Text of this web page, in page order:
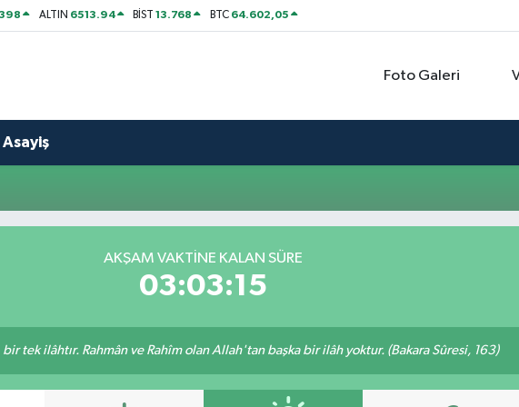
ALTIN 6513.94 BİST13.768 BTC 64.602,05
Foto Galeri
Asayiş
AKŞAM VAKTINE KALAN SÜRE
03:03:14
bir tek ilâhtır. Rahmân ve Rahîm olan Allah'tan başka bir ilâh yoktur. (Bakara Sûresi, 163)